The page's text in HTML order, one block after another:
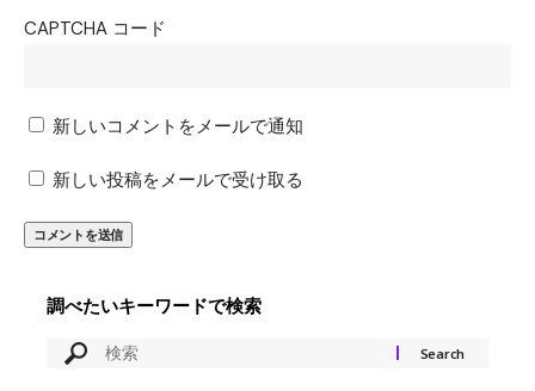
CAPTCHA コード
新しいコメントをメールで通知
新しい投稿をメールで受け取る
調べたいキーワードで検索